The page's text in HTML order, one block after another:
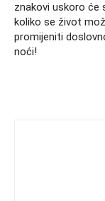
znakovi uskoro će
koliko se život
promijeniti
noći!